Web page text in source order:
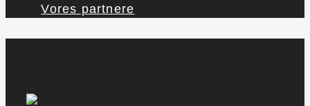
Vores partnere